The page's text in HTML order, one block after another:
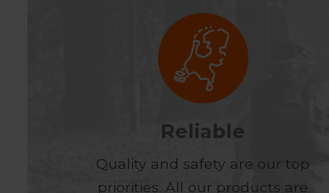
Reliable
Quality and safety are our top
priorities. All our products are